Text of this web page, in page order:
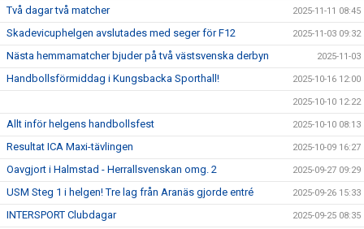
Två dagar två matcher 2025-11-11 08:45
Skadevicuphelgen avslutades med seger för F12 2025-11-03 09:32
Nästa hemmamatcher bjuder på två västsvenska derbyn 2025-11-03
Handbollsförmiddag i Kungsbacka Sporthall! 2025-10-16 12:00
2025-10-10 12:22
Allt inför helgens handbollsfest 2025-10-10 08:13
Resultat ICA Maxi-tävlingen 2025-10-09 16:27
Oavgjort i Halmstad - Herrallsvenskan omg. 2 2025-09-27 09:29
USM Steg 1 i helgen! Tre lag från Aranäs gjorde entré 2025-09-26 15:33
INTERSPORT Clubdagar 2025-09-25 08:35